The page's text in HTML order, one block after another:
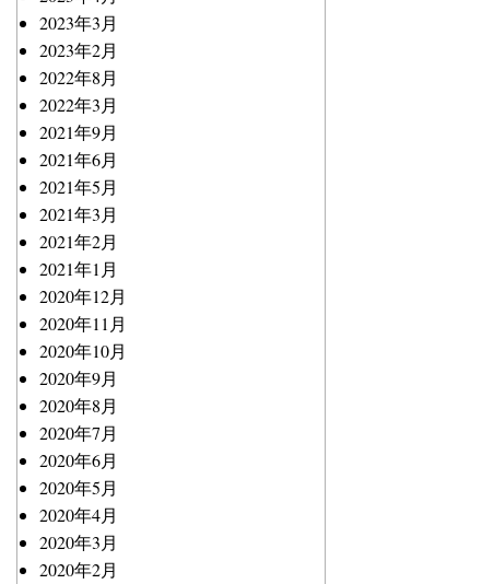
2023年3月
2023年2月
2022年8月
2022年3月
2021年9月
2021年6月
2021年5月
2021年3月
2021年2月
2021年1月
2020年12月
2020年11月
2020年10月
2020年9月
2020年8月
2020年7月
2020年6月
2020年5月
2020年4月
2020年3月
2020年2月